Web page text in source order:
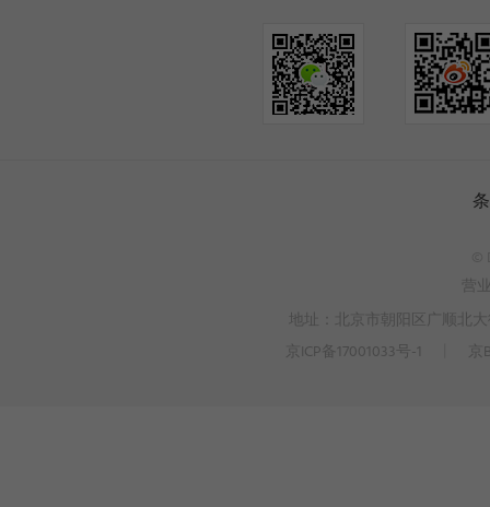
营
地址：北京市朝阳区广顺北
京ICP备17001033号-1
京